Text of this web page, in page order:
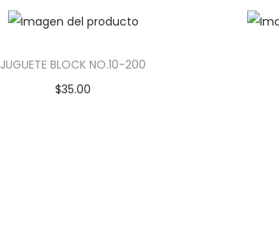
JUGUETE BLOCK NO.10-200
$35.00